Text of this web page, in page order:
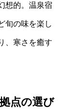
想的。温泉宿
旬の味を楽し
、寒さを癒す
点の選び